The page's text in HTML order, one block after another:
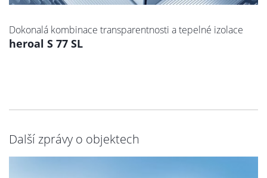
Dokonalá kombinace transparentnosti a tepelné izolace
heroal S 77 SL
Další zprávy o objektech